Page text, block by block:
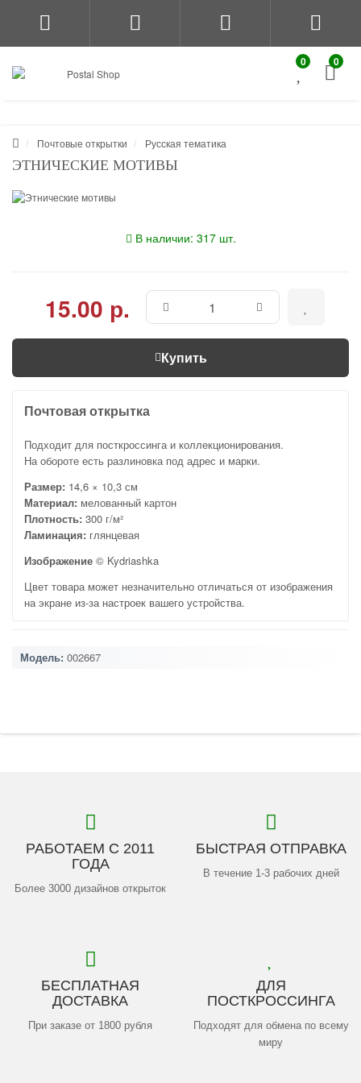
0 0
Почтовые открытки Русская тематика
ЭТНИЧЕСКИЕ МОТИВЫ
В наличии: 317 шт.
15.00 р.
Купить
Почтовая открытка
Подходит для посткроссинга и коллекционирования.
На обороте есть разлиновка под адрес и марки.
Размер: 14,6 × 10,3 см
Материал: мелованный картон
Плотность: 300 г/м²
Ламинация: глянцевая
Изображение © Kydriashka
Цвет товара может незначительно отличаться от изображения
на экране из-за настроек вашего устройства.
Модель: 002667
РАБОТАЕМ С 2011
ГОДА
Более 3000 дизайнов открыток
БЫСТРАЯ ОТПРАВКА
В течение 1-3 рабочих дней
БЕСПЛАТНАЯ
ДОСТАВКА
При заказе от 1800 рубля
ДЛЯ
ПОСТКРОССИНГА
Подходят для обмена по всему
миру